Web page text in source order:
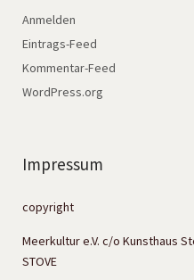
Anmelden
Eintrags-Feed
Kommentar-Feed
WordPress.org
Impressum
copyright
Meerkultur e.V. c/o Kunsthaus
STOVE